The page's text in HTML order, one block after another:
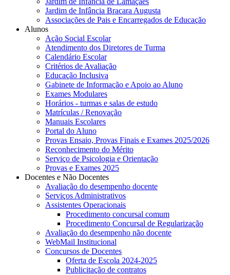
Jardim de Infância Bracara Augusta
Associações de Pais e Encarregados de Educação
Alunos
Ação Social Escolar
Atendimento dos Diretores de Turma
Calendário Escolar
Critérios de Avaliação
Educação Inclusiva
Gabinete de Informação e Apoio ao Aluno
Exames Modulares
Horários - turmas e salas de estudo
Matrículas / Renovação
Manuais Escolares
Portal do Aluno
Provas Ensaio, Provas Finais e Exames 2025/2026
Reconhecimento do Mérito
Serviço de Psicologia e Orientação
Provas e Exames 2025
Docentes e Não Docentes
Avaliação do desempenho docente
Serviços Administrativos
Assistentes Operacionais
Procedimento concursal comum
Procedimento Concursal de Regularização
Avaliação do desempenho não docente
WebMail Institucional
Concursos de Docentes
Oferta de Escola 2024-2025
Publicitação de contratos